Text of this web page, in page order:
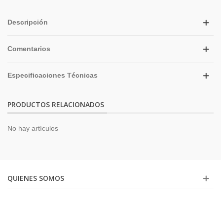
Descripción
Comentarios
Especificaciones Técnicas
PRODUCTOS RELACIONADOS
No hay artículos
QUIENES SOMOS